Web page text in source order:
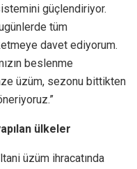
güçlendiriyor.
tüm
davet ediyorum.
beslenme
üzüm, sezonu bittikten
ülkeler
üzüm ihracatında